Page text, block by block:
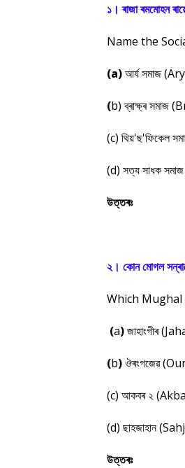
১। ৰাজা ৰমমোহন
Name the
(a)আৰ্য সমাজ
(b) ব্ৰাক্ষ্ৰ সমাজ
(c) থিয়'ছ'ফিকেল
(d) সত্য সাধক
উত্তৰঃ
২। কোন মোগল
Which
(a)জাহাংগীৰ
(b)ঔৰংগজেৱ
(c) আকবৰ ২
(d) ছাহজাহান
উত্তৰঃ